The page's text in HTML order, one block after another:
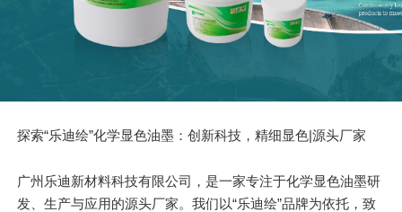
探索“乐迪绘”化学显色油墨：创新科技，精细显色|源头厂家
广州乐迪新材料科技有限公司，是一家专注于化学显色油墨研
发、生产与应用的源头厂家。我们以“乐迪绘”品牌为依托，致